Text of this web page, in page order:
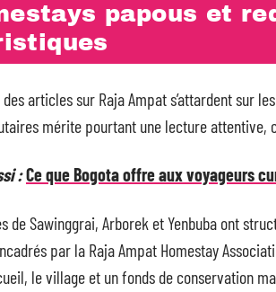
papous et
articles sur Raja Ampat s’attardent sur
mérite pourtant une lecture
:Ce que Bogota offre aux voyageurs
de Sawinggrai, Arborek et Yenbuba ont
par la Raja Ampat Homestay
le village et un fonds de conservation